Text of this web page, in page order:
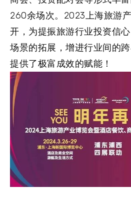
260余场次。2023上海旅游
开，为提振旅游行业投资信
场景的拓展，增进行业间的
提供了极富成效的赋能！